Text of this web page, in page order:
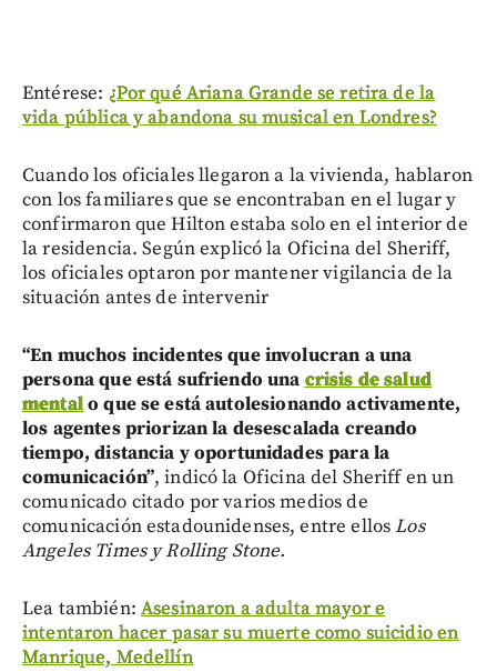
Entérese: ¿Por qué Ariana Grande se retira de la
vida pública y abandona su musical en Londres?
Cuando los oficiales llegaron a la vivienda, hablaron
con los familiares que se encontraban en el lugar y
confirmaron que Hilton estaba solo en el interior de
la residencia. Según explicó la Oficina del Sheriff,
los oficiales optaron por mantener vigilancia de la
situación antes de intervenir
“En muchos incidentes que involucran a una
persona que está sufriendo una crisis de salud
mentalo que se está autolesionando activamente,
los agentes priorizan la desescalada creando
tiempo, distancia y oportunidades para la
comunicación”, indicó la Oficina del Sheriff en un
comunicado citado por varios medios de
comunicación estadounidenses, entre ellosLos
Angeles Times y Rolling Stone.
Lea también: Asesinaron a adulta mayor e
intentaron hacer pasar su muerte como suicidio en
Manrique, Medellín